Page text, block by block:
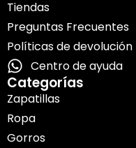
Tiendas
Preguntas Frecuentes
Políticas de devolución
Centro de ayuda
Categorías
Zapatillas
Ropa
Gorros